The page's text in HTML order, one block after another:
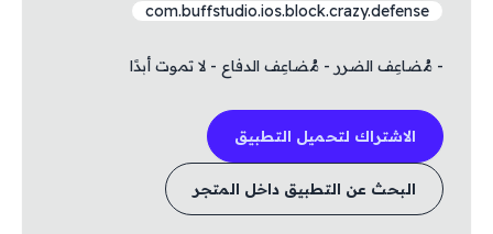
com.buffstudio.ios.block.crazy.defense
- مُضاعِف الضرر - مُضاعِف الدفاع - لا تموت أبدًا
الاشتراك لتحميل التطبيق
البحث عن التطبيق داخل المتجر